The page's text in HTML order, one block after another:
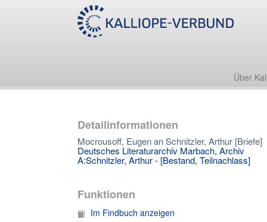
Über
Detailinformationen
Mocrousoff, Eugen an Schnitzler, Arthur [Briefe]
Deutsches Literaturarchiv Marbach, Archiv
A:Schnitzler, Arthur - [Bestand, Teilnachlass]
Funktionen
Im Findbuch anzeigen